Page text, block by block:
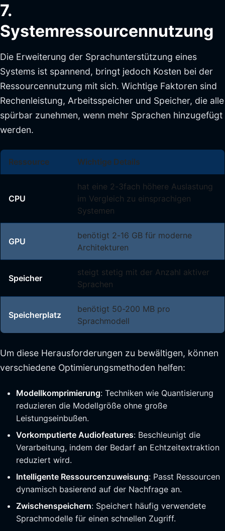
7.
Systemressourcennutzung
Die Erweiterung der Sprachunterstützung eines
Systems ist spannend, bringt jedoch Kosten bei der
Ressourcennutzung mit sich. Wichtige Faktoren sind
Rechenleistung, Arbeitsspeicher und Speicher, die alle
spürbar zunehmen, wenn mehr Sprachen hinzugefügt
werden.
Ressource Wichtige Details
CPU
hat eine 2-3fach höhere Auslastung
im Vergleich zu einsprachigen
Systemen
GPU
benötigt 2-16 GB für moderne
Architekturen
Speicher
steigt stetig mit der Anzahl aktiver
Sprachen
Speicherplatz
benötigt 50-200 MB pro
Sprachmodell
Um diese Herausforderungen zu bewältigen, können
verschiedene Optimierungsmethoden helfen:
Modellkomprimierung: Techniken wie Quantisierung
reduzieren die Modellgröße ohne große
Leistungseinbußen.
Vorkomputierte Audiofeatures: Beschleunigt die
Verarbeitung, indem der Bedarf an Echtzeitextraktion
reduziert wird.
Intelligente Ressourcenzuweisung: Passt Ressourcen
dynamisch basierend auf der Nachfrage an.
Zwischenspeichern: Speichert häufig verwendete
Sprachmodelle für einen schnellen Zugriff.